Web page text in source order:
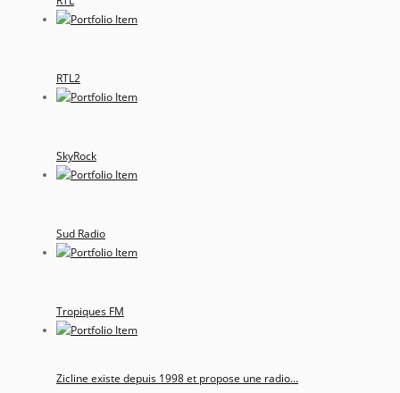
RTL2
SkyRock
Sud Radio
Tropiques FM
Zicline existe depuis 1998 et propose une radio...